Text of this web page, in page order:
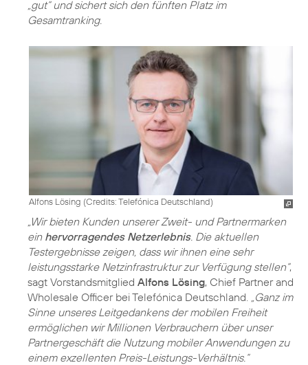
„gut“ und sichert sich den fünften Platz im
Gesamtranking.
Alfons Lösing (Credits: Telefónica Deutschland)
„Wir bieten Kunden unserer Zweit- und Partnermarken
ein hervorragendes Netzerlebnis. Die aktuellen
Testergebnisse zeigen, dass wir ihnen eine sehr
leistungsstarke Netzinfrastruktur zur Verfügung stellen“,
sagt Vorstandsmitglied Alfons Lösing, Chief Partner and
Wholesale Officer bei Telefónica Deutschland.
„Ganz im
Sinne unseres Leitgedankens der mobilen Freiheit
ermöglichen wir Millionen Verbrauchern über unser
Partnergeschäft die Nutzung mobiler Anwendungen zu
einem exzellenten Preis-Leistungs-Verhältnis.“